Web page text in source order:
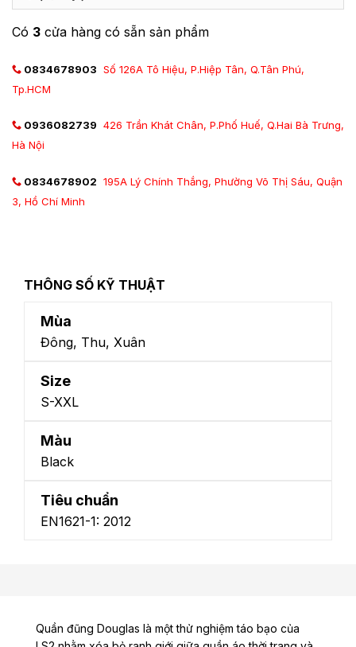
Có 3 cửa hàng có sẵn sản phẩm
0834678903 Số 126A Tô Hiệu, P.Hiệp Tân, Q.Tân Phú,
Tp.HCM
0936082739 426 Trần Khát Chân, P.Phố Huế, Q.Hai Bà Trưng,
Hà Nội
0834678902 195A Lý Chính Thắng, Phường Võ Thị Sáu, Quận
3, Hồ Chí Minh
THÔNG SỐ KỸ THUẬT
Mùa
Đông, Thu, Xuân
Size
S-XXL
Màu
Black
Tiêu chuẩn
EN1621-1: 2012
Quần đũng Douglas là một thử nghiệm táo bạo của